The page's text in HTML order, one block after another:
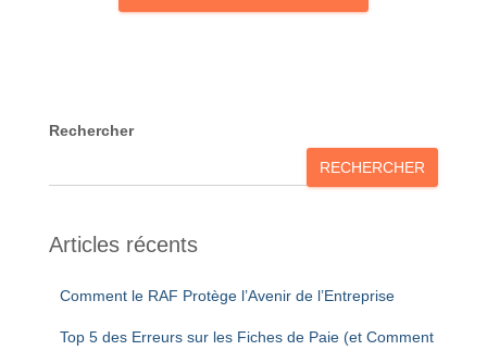
Rechercher
RECHERCHER
Articles récents
Comment le RAF Protège l’Avenir de l’Entreprise
Top 5 des Erreurs sur les Fiches de Paie (et Comment